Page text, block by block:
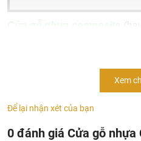
Cửa gỗ nhựa composite
các tính năng vượt trội:
đặt. Vì vậy, cửa nhựa
Xem
Để lại nhận xét của bạn
0 đánh giá Cửa gỗ